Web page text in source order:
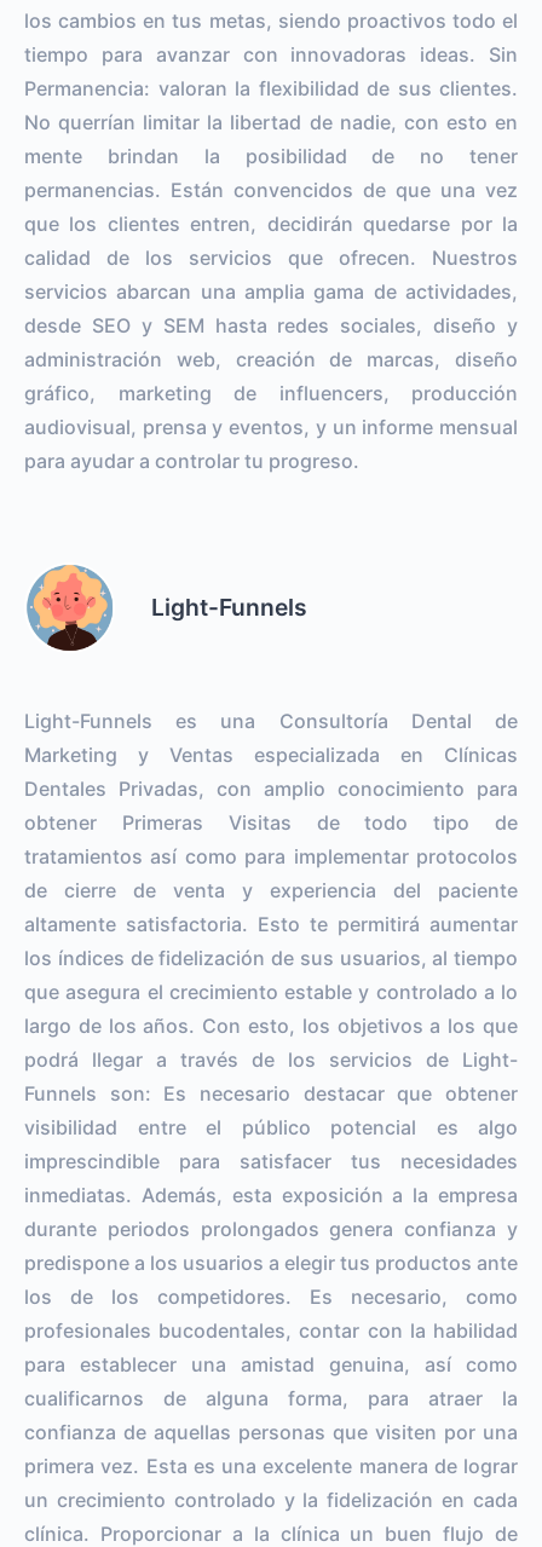
los cambios en tus metas, siendo proactivos todo el
tiempo para avanzar con innovadoras ideas. Sin
Permanencia: valoran la flexibilidad de sus clientes.
No querrían limitar la libertad de nadie, con esto en
mente brindan la posibilidad de no tener
permanencias. Están convencidos de que una vez
que los clientes entren, decidirán quedarse por la
calidad de los servicios que ofrecen. Nuestros
servicios abarcan una amplia gama de actividades,
desde SEO y SEM hasta redes sociales, diseño y
administración web, creación de marcas, diseño
gráfico, marketing de influencers, producción
audiovisual, prensa y eventos, y un informe mensual
para ayudar a controlar tu progreso.
Light-Funnels
Light-Funnels es una Consultoría Dental de
Marketing y Ventas especializada en Clínicas
Dentales Privadas, con amplio conocimiento para
obtener Primeras Visitas de todo tipo de
tratamientos así como para implementar protocolos
de cierre de venta y experiencia del paciente
altamente satisfactoria. Esto te permitirá aumentar
los índices de fidelización de sus usuarios, al tiempo
que asegura el crecimiento estable y controlado a lo
largo de los años. Con esto, los objetivos a los que
podrá llegar a través de los servicios de Light-
Funnels son: Es necesario destacar que obtener
visibilidad entre el público potencial es algo
imprescindible para satisfacer tus necesidades
inmediatas. Además, esta exposición a la empresa
durante periodos prolongados genera confianza y
predispone a los usuarios a elegir tus productos ante
los de los competidores. Es necesario, como
profesionales bucodentales, contar con la habilidad
para establecer una amistad genuina, así como
cualificarnos de alguna forma, para atraer la
confianza de aquellas personas que visiten por una
primera vez. Esta es una excelente manera de lograr
un crecimiento controlado y la fidelización en cada
clínica. Proporcionar a la clínica un buen flujo de